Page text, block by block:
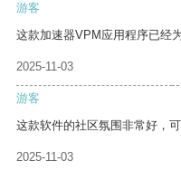
游客
这款加速器VPM应用程序已经
2025-11-03
游客
这款软件的社区氛围非常好，
2025-11-03